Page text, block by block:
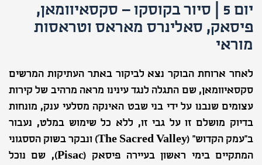
יום 5 | סיור בקוסקו – סקסאיוומאן,
פיסאק, סאלינרס מאראס וטראסות
מוראי
לאחר ארוחת הבוקר נצא לביקור באתר העתיקות המרשים
סקסאיוומאן, שם התגלה לנגד עינינו מראה מרהיב של קירות
עצומים שנבנו על ידי בני שבט האינקה מסלעי ענק, מונחות
בדיוק מושלם זו על גבי זו, ללא כל שימוש במלט, נעבור
ב"עמק הקדוש" (The Sacred Valley) ונבקר בשוק הססגוני
המתקיים בימי ראשון בעיירה פיסאק (Pisac), שם נוכל